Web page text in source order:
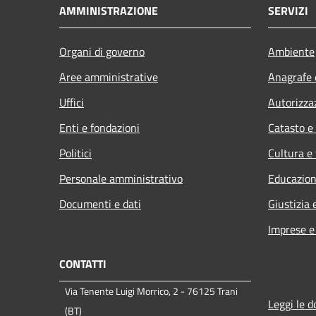
AMMINISTRAZIONE
Organi di governo
Aree amministrative
Uffici
Enti e fondazioni
Politici
Personale amministrativo
Documenti e dati
SERVIZI
Ambiente
Catasto
Cultura
Giustizia
Imprese
CONTATTI
Via Tenente Luigi Morrico, 2 - 76125 Trani
(BT)
Leggi le